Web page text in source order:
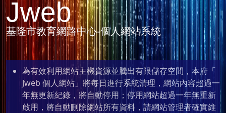
Jweb
基隆市教育網路中心-個人網站系統
為有效利用網站主機資源並騰出有限儲存空間，本府「
Jweb 個人網站」將每日進行系統清理，網站內容超過一
年無更新紀錄，將自動停用；停用網站超過一年無重新
啟用，將自動刪除網站所有資料，請網站管理者確實維